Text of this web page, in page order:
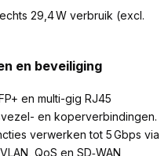
29,4 W verbruik (excl.
en beveiliging
en multi-gig RJ45
en koperverbindingen.
verwerken tot 5 Gbps via
QoS en SD‑WAN